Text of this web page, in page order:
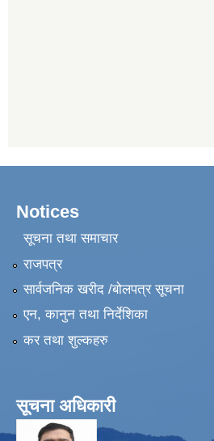
Notices
सूचना तथा समाचार
राजपत्र
सार्वजनिक खरीद /बोलपत्र सूचना
एन, कानुन तथा निर्देशिका
कर तथा शुल्कहरु
सूचना अधिकारी